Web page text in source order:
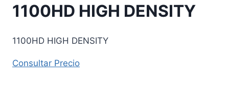
1100HD HIGH DENSITY
1100HD HIGH DENSITY
Consultar Precio